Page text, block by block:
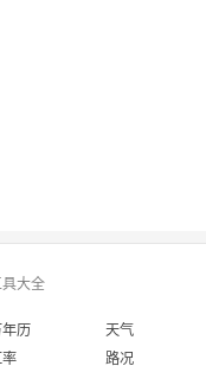
大全
年历
天气
路况